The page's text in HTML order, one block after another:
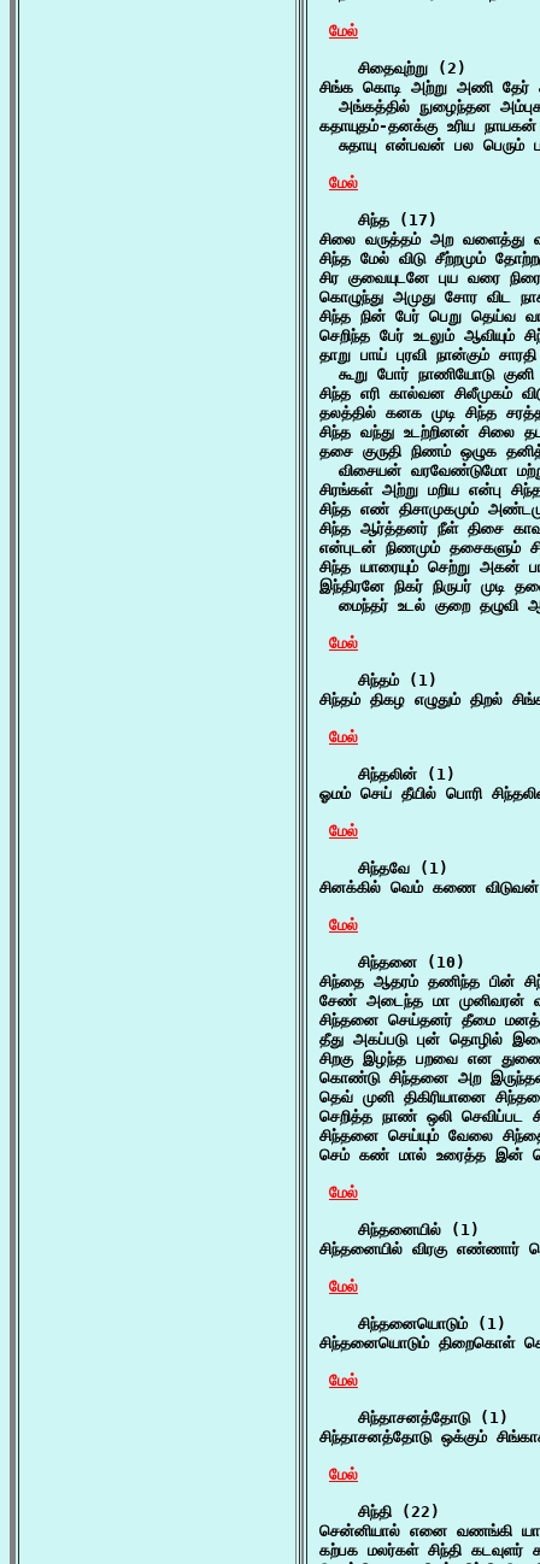
மேல்
    சிதைவுற்று (2)
சிங்க கொடி அற்று அணி தேர்
அங்கத்தில் நுழைந்தன
கதாயுதம்-தனக்கு உரிய
சுதாயு என்பவன் பல பெரும்
மேல்
    சிந்த (17)
சிலை வருத்தம் அற
சிந்த மேல் விடு சீற்றமும்
சிர குவையுடனே புய வரை
கொழுந்து அமுது சோர விட
சிந்த நின் பேர் பெறு தெய்வ
செறிந்த பேர் உடலும் ஆவியும்
தாறு பாய் புரவி நான்கும்
கூறு போர் நாணியோடு
சிந்த எரி கால்வன சிலீமுகம்
தலத்தில் கனக முடி சிந்த
சிந்த வந்து உடற்றினன் சிலை
தசை குருதி நிணம் ஒழுக
விசையன் வரவேண்டுமோ
சிரங்கள் அற்று மறிய என்பு
சிந்த எண் திசாமுகமும்
சிந்த ஆர்த்தனர் நீள் திசை
என்புடன் நிணமும் தசைகளும்
சிந்த யாரையும் செற்று அகன்
இந்திரனே நிகர் நிருபர்
மைந்தர் உடல் குறை தழுவி
மேல்
    சிந்தம் (1)
சிந்தம் திகழ எழுதும் திறல்
மேல்
    சிந்தலின் (1)
ஓமம் செய் தீயில் பொரி
மேல்
    சிந்தவே (1)
சினக்கில் வெம் கணை
மேல்
    சிந்தனை (10)
சிந்தை ஆதரம் தணிந்த பின்
சேண் அடைந்த மா முனிவரன்
சிந்தனை செய்தனர் தீமை
தீது அகப்படு புன் தொழில்
சிறகு இழந்த பறவை என
கொண்டு சிந்தனை அற
தெவ் முனி திகிரியானை
செறித்த நாண் ஒலி செவிப்பட
சிந்தனை செய்யும் வேலை
செம் கண் மால் உரைத்த இன்
மேல்
    சிந்தனையில் (1)
சிந்தனையில் விரகு எண்ணார்
மேல்
    சிந்தனையொடும் (1)
சிந்தனையொடும் திறைகொள்
மேல்
    சிந்தாசனத்தோடு (1)
சிந்தாசனத்தோடு ஒக்கும்
மேல்
    சிந்தி (22)
சென்னியால் எனை வணங்கி
கற்பக மலர்கள் சிந்தி